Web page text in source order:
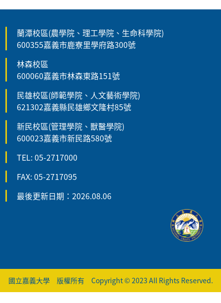
蘭潭校區(農學院、理工學院、生命科學院)
600355嘉義市鹿寮里學府路300號
林森校區
600060嘉義市林森東路151號
民雄校區(師範學院、人文藝術學院)
621302嘉義縣民雄鄉文隆村85號
新民校區(管理學院、獸醫學院)
600023嘉義市新民路580號
TEL: 05-2717000
FAX: 05-2717095
最後更新日期：2026.08.06
國立嘉義大學 版權所有 Copyright © 2023 All Rights Reserved.